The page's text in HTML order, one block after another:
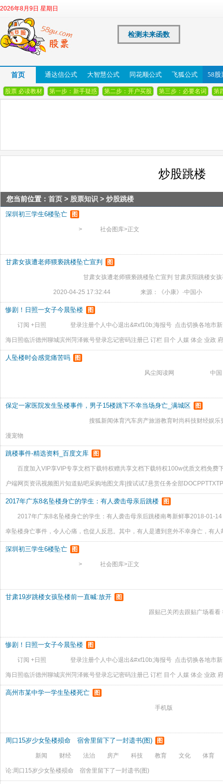
2026年8月9日 星期日
检测未来函数
首页 通达信公式 大智慧公式 同花顺公式 飞狐公式 58股
股票 必读教材 第一步：新手疑惑 第二步：开户买股 第三步：必要名词 第
炒股跳楼
您当前位置： 首页 > 股票知识 > 炒股跳楼
深圳初三学生6楼坠亡 图
> 社会图库>正文
甘肃女孩遭老师猥亵跳楼坠亡宣判 图
甘肃女孩遭老师猥亵跳楼坠亡宣判 甘肃庆阳跳楼女孩
2020-04-25 17:32:44 来源：《小康》·中国小
惨剧！日照一女子今晨坠楼 图
订阅 +日照 登录注册个人中心退出&#xf10b;海报号 点击切换各地市新
海日照临沂德州聊城滨州菏泽账号登录忘记密码注册已 订栏 目个 人媒 体企 业政
楼 当场身亡2015-07-08 11:37:49发布评论：99来源：大众网整合 女子坠楼现
人坠楼时会感觉痛苦吗 图
风尘阅读网 中国
保定一家医院发生坠楼事件，男子15楼跳下不幸当场身亡_满城区 图
搜狐新闻体育汽车房产旅游教育时尚科技财经娱乐更多母婴
漫宠物
跳楼事件-精选资料_百度文库 图
百度加入VIP享VIP专享文档下载特权赠共享文档下载特权100w优质文档免费
户端网页资讯视频图片知道贴吧采购地图文库|搜试试7悬赏任务全部
核科学_工程科技_专业资料25人阅读|次下载跳楼事件-精选资料_兵器/核科学_工
2017年广东8名坠楼身亡的学生：有人袭击母亲后跳楼 图
2017年广东8名坠楼身亡的学生：有人袭击母亲后跳楼南粤新鲜事2018-01-
幸坠楼身亡事件，令人心痛，也促人反思。其中，有人是遭到意外不幸身亡，有
19岁大学生跳楼身亡 遗书内容曝光据DV现场2017年11月27日报道，11月25日广
深圳初三学生6楼坠亡 图
> 社会图库>正文
甘肃19岁跳楼女孩坠楼前一直喊:放开 图
跟贴已关闭去跟贴广场
惨剧！日照一女子今晨坠楼 图
订阅 +日照 登录注册个人中心退出&#xf10b;海报号 点击切换各地市新
海日照临沂德州聊城滨州菏泽账号登录忘记密码注册已 订栏 目个 人媒 体企 业政
楼 当场身亡2015-07-08 11:37:49 发布评论：99来源：大众网整合 女子坠楼
高州市某中学一学生坠楼死亡 图
手机版 智
周口15岁少女坠楼殒命 宿舍里留下了一封遗书(图) 图
新闻 财经 法治 房产 科技 教育 文
论:周口15岁少女坠楼殒命 宿舍里留下了一封遗书(图)